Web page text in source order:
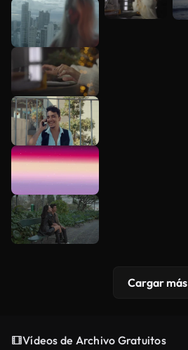
Cargar más
Vídeos de Archivo Gratuitos